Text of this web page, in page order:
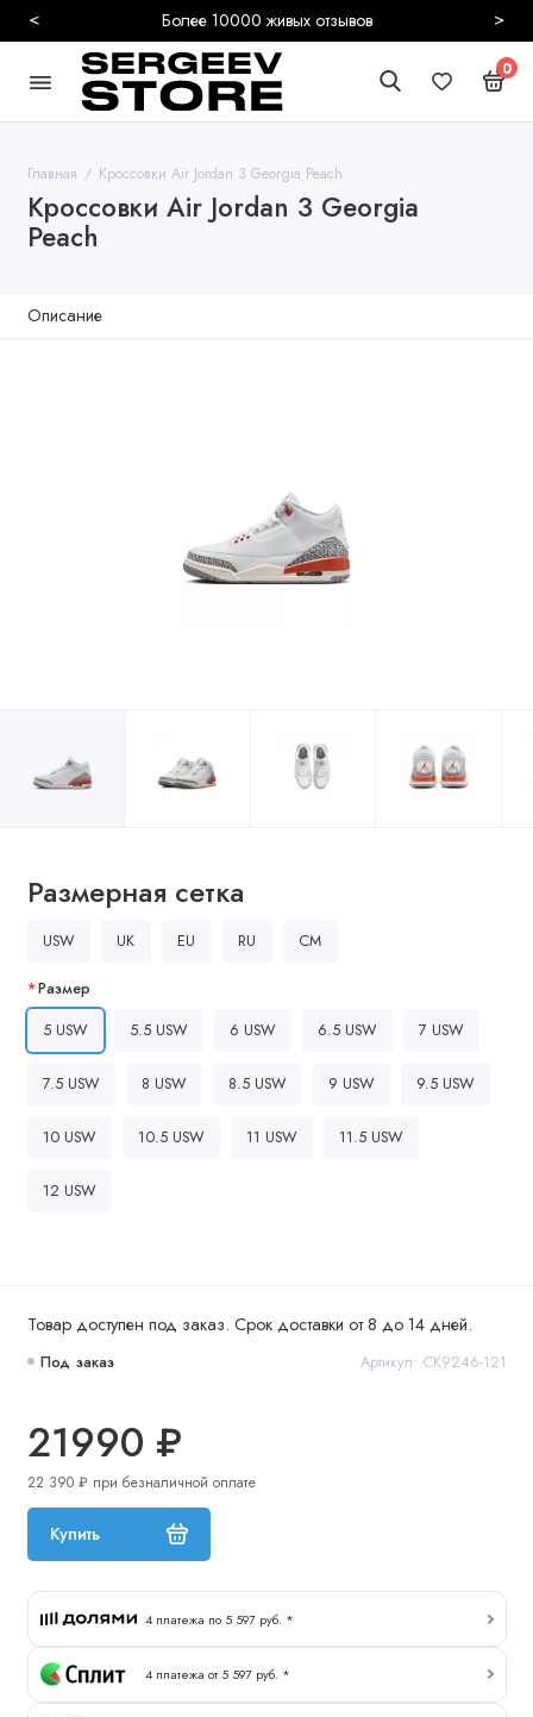
Более 10000 живых отзывов
< >
0
Главная Кроссовки Air Jordan 3 Georgia Peach
Кроссовки Air Jordan 3 Georgia
Peach
Описание
Товар доступен под заказ. Срок доставки от 8 до 14 дней.
Под заказ Артикул: CK9246-121
21990 ₽
22 390 ₽ при безналичной оплате
Купить
4 платежа по 5 597 руб. *
4 платежа от 5 597 руб. *
Размерная сетка
USW UK EU RU CM
Размер
5 USW
5.5 USW 6 USW 6.5 USW 7 USW
7.5 USW 8 USW 8.5 USW 9 USW 9.5 USW
10 USW 10.5 USW 11 USW 11.5 USW
12 USW